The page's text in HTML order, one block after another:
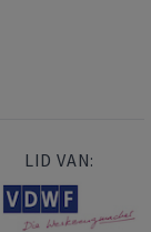
LID VAN: